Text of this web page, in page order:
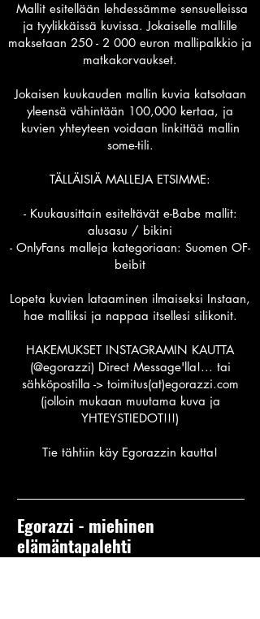
Mallit esitellään lehdessämme sensuelleissa
ja tyylikkäissä kuvissa. Jokaiselle mallille
maksetaan 250 - 2 000 euron mallipalkkio ja
matkakorvaukset.
Jokaisen kuukauden mallin kuvia katsotaan
yleensä vähintään 100,000 kertaa, ja
kuvien yhteyteen voidaan linkittää mallin
some-tili.
TÄLLÄISIÄ MALLEJA ETSIMME:
- Kuukausittain esiteltävät e-Babe mallit:
alusasu / bikini
- OnlyFans malleja kategoriaan: Suomen OF-
beibit
Lopeta kuvien lataaminen ilmaiseksi Instaan,
hae malliksi ja nappaa itsellesi silikonit.
HAKEMUKSET INSTAGRAMIN KAUTTA
(@egorazzi) Direct Message'lla!... tai
sähköpostilla -> toimitus(at)egorazzi.com
(jolloin mukaan muutama kuva ja
YHTEYSTIEDOT!!!)
Tie tähtiin käy Egorazzin kautta!
Egorazzi - miehinen
elämäntapalehti